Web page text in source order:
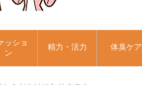
ッショ
ン
精力・活力 体臭ケア